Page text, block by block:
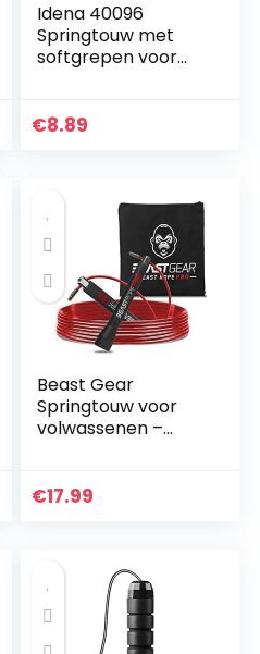
Idena 40096
Springtouw met
softgrepen voor
vrijetijdssport, voor
€8.89
Beast Gear
Springtouw voor
volwassenen –
springtouw voor
€17.99